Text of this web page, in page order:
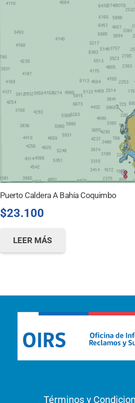
Puerto Caldera A Bahía Coquimbo
$23.100
LEER MÁS
Términos y